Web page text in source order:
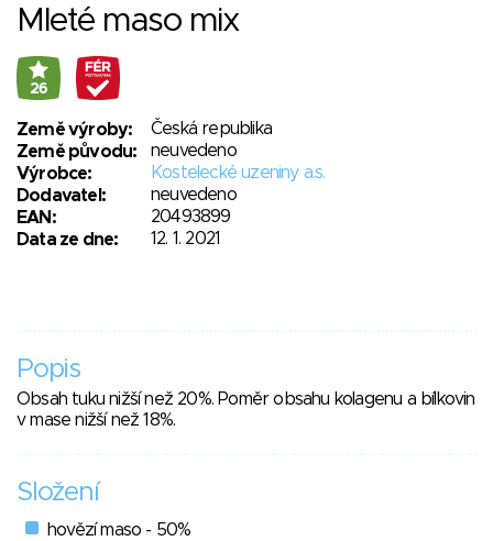
Mleté maso mix
26
Země výroby:
Česká republika
Země původu:
neuvedeno
Výrobce:
Kostelecké uzeniny a.s.
Dodavatel:
neuvedeno
EAN:
20493899
Data ze dne:
12. 1. 2021
Popis
Obsah tuku nižší než 20%. Poměr obsahu kolagenu a bílkovin
v mase nižší než 18%.
Složení
hovězí maso - 50%